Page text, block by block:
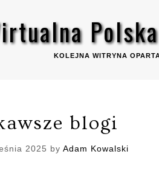
KOLEJNA WITRYNA
blogi
2025 byAdam Kowalski